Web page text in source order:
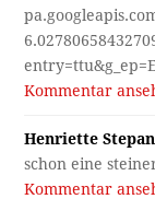
Kommentar
Henriette
schon eine
Kommentar